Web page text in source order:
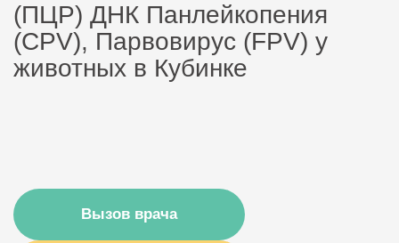
(ПЦР) ДНК Панлейкопения
(CPV), Парвовирус (FPV) у
животных в Кубинке
Вызов врача